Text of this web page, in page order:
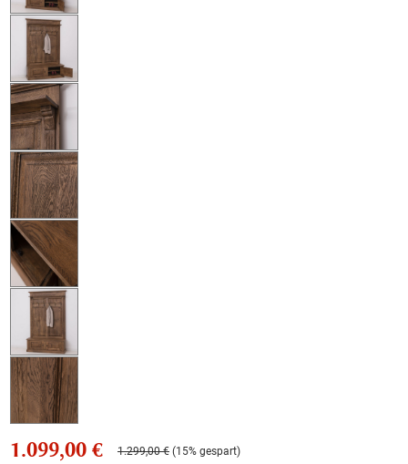
1.099,00 € 1.299,00 € (15% gespart)